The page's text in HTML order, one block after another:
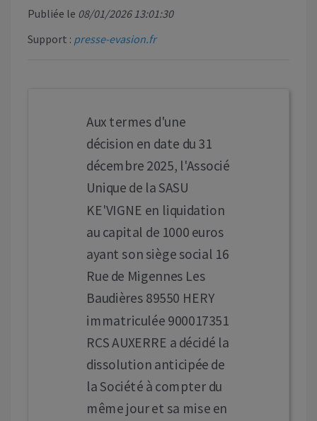
Publiée le 08/01/2026 13:01:30
Support : presse-evasion.fr
Aux termes d'une
décision en date du 31
décembre 2025, l'Associé
Unique de la SASU
KE'VIGNE en liquidation
au capital de 1000 euros
ayant son siège social 16
Rue de Migennes Les
Baudières 89550 HERY
immatriculée 900017351
RCS AUXERRE a décidé la
dissolution anticipée de
la Société à compter du
même jour et sa mise en